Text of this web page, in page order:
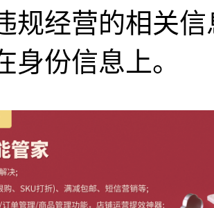
规经营的相关
身份信息上。